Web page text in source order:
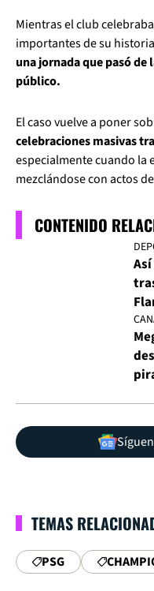
Mientras el club
importantes de su
una jornada que pasó
público.
El caso vuelve a poner
celebraciones masivas
especialmente cuando la
mezclándose con actos
CONTENIDO
TEMAS
PSG